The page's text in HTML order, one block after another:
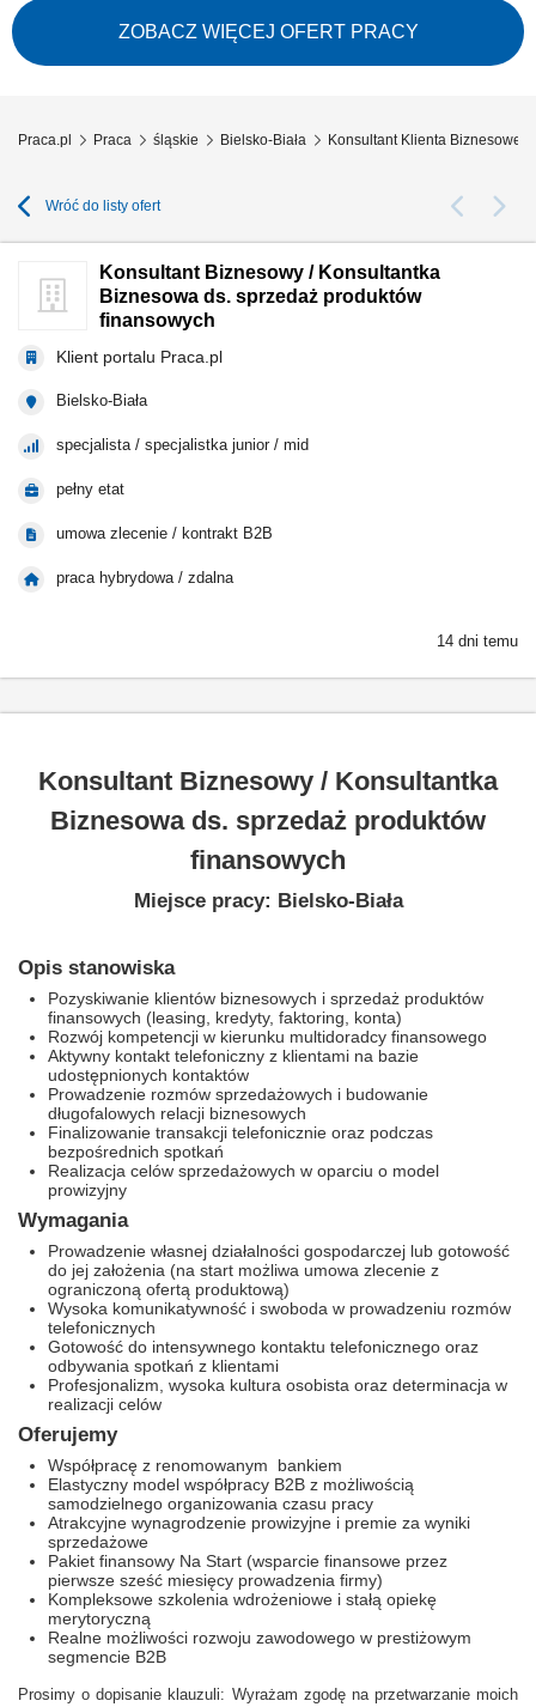
i symetrycznych z SLA; Budowa własnego lejka: lista firm w terenie,
sygnały zakupowe (nowa hala, nowy oddział, rekrutacja informatyka),
polecenia od obecnych klientów i od lokalnych firm IT; Wizje lokalne i
zbieranie...
ZOBACZ WIĘCEJ OFERT PRACY
Praca.pl Praca śląskie Bielsko-Biała Konsultant Klienta
Wróć do listy ofert
Konsultant Biznesowy / Konsultantka
Biznesowa ds. sprzedaż produktów
finansowych
Klient portalu Praca.pl
Bielsko-Biała
specjalista / specjalistka junior / mid
pełny etat
umowa zlecenie / kontrakt B2B
praca hybrydowa / zdalna
14 dni temu
Konsultant Biznesowy / Konsultantka
Biznesowa ds. sprzedaż produktów
finansowych
Miejsce pracy: Bielsko-Biała
Opis stanowiska
Pozyskiwanie klientów biznesowych i sprzedaż produktów
finansowych (leasing, kredyty, faktoring, konta)
Rozwój kompetencji w kierunku multidoradcy finansowego
Aktywny kontakt telefoniczny z klientami na bazie
udostępnionych kontaktów
Prowadzenie rozmów sprzedażowych i budowanie
długofalowych relacji biznesowych
Finalizowanie transakcji telefonicznie oraz podczas
bezpośrednich spotkań
Realizacja celów sprzedażowych w oparciu o model
prowizyjny
Wymagania
Prowadzenie własnej działalności gospodarczej lub gotowość
do jej założenia (na start możliwa umowa zlecenie z
ograniczoną ofertą produktową)
Wysoka komunikatywność i swoboda w prowadzeniu rozmów
telefonicznych
Gotowość do intensywnego kontaktu telefonicznego oraz
odbywania spotkań z klientami
Profesjonalizm, wysoka kultura osobista oraz determinacja w
realizacji celów
Oferujemy
Współpracę z renomowanym bankiem
Elastyczny model współpracy B2B z możliwością
samodzielnego organizowania czasu pracy
Atrakcyjne wynagrodzenie prowizyjne i premie za wyniki
sprzedażowe
Pakiet finansowy Na Start (wsparcie finansowe przez
pierwsze sześć miesięcy prowadzenia firmy)
Kompleksowe szkolenia wdrożeniowe i stałą opiekę
merytoryczną
Realne możliwości rozwoju zawodowego w prestiżowym
segmencie B2B
Prosimy o dopisanie klauzuli: Wyrażam zgodę na przetwarzanie moich